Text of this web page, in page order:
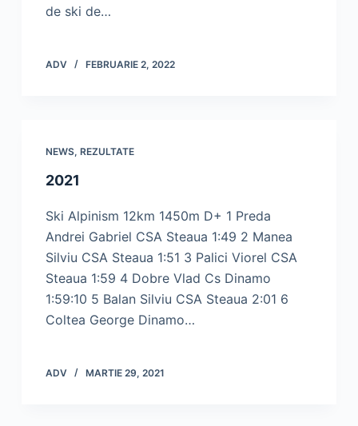
de ski de…
ADV FEBRUARIE 2, 2022
NEWS, REZULTATE
2021
Ski Alpinism 12km 1450m D+ 1 Preda
Andrei Gabriel CSA Steaua 1:49 2 Manea
Silviu CSA Steaua 1:51 3 Palici Viorel CSA
Steaua 1:59 4 Dobre Vlad Cs Dinamo
1:59:10 5 Balan Silviu CSA Steaua 2:01 6
Coltea George Dinamo…
ADV MARTIE 29, 2021